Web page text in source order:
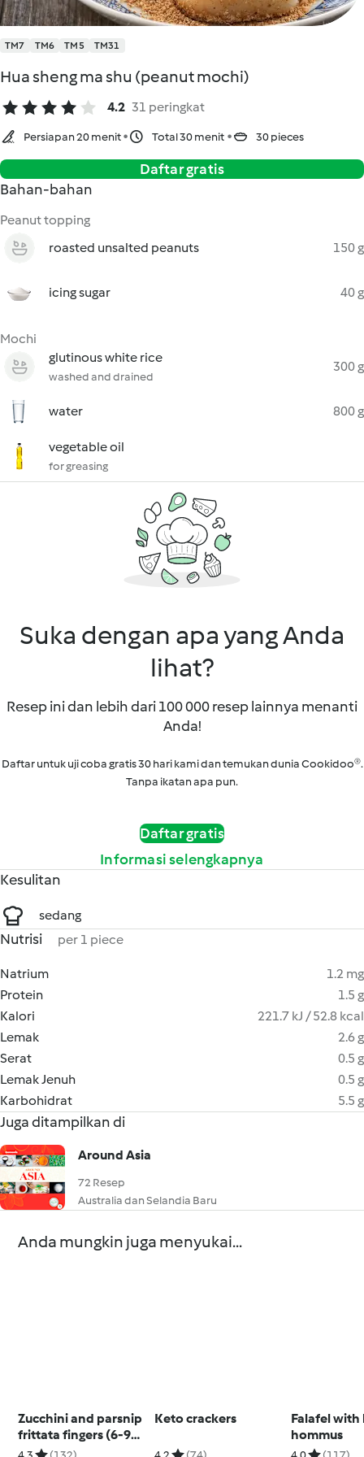
TM7 TM6 TM5 TM31
Hua sheng ma shu (peanut mochi)
4.2 31 peringkat
Persiapan 20 menit Total 30 menit 30 pieces
Daftar gratis
Bahan-bahan
Peanut topping
roasted unsalted peanuts
150 g
icing sugar 40 g
Mochi
glutinous white rice
washed and drained
300 g
water 800 g
vegetable oil
for greasing
Suka dengan apa yang Anda
lihat?
Resep ini dan lebih dari 100 000 resep lainnya menanti
Anda!
Daftar untuk uji coba gratis 30 hari kami dan temukan dunia Cookidoo®.
Tanpa ikatan apa pun.
Daftar gratis
Informasi selengkapnya
Kesulitan
sedang
Nutrisi per 1 piece
Natrium
1.2 mg
Protein
1.5 g
Kalori
221.7 kJ / 52.8 kcal
Lemak
2.6 g
Serat
0.5 g
Lemak Jenuh
0.5 g
Karbohidrat
5.5 g
Juga ditampilkan di
Around Asia
72 Resep
Australia dan Selandia Baru
Anda mungkin juga menyukai...
Zucchini and parsnip
frittata fingers (6-9
months)
Keto crackers
Falafel
hommus